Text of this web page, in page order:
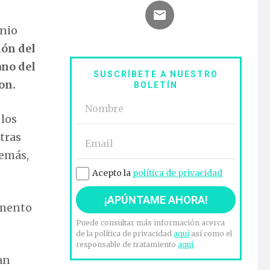
del
del
SUSCRÍBETE A NUESTRO
BOLETÍN
Acepto la política de privacidad
Puede consultar más información acerca
de la política de privacidadaquíasí como el
responsable de tratamientoaquí.